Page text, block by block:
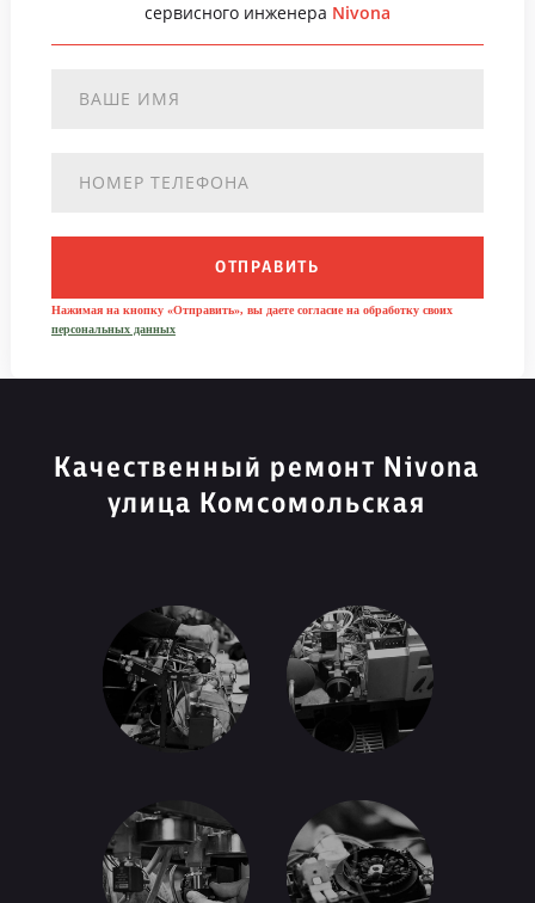
сервисного инженера Nivona
ОТПРАВИТЬ
Нажимая на кнопку «Отправить», вы даете согласие на обработку своих
персональных данных
Качественный ремонт Nivona
улица Комсомольская